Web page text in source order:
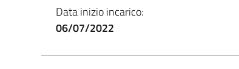
Data inizio incarico:
06/07/2022